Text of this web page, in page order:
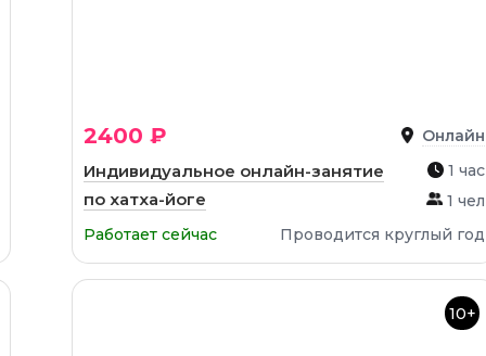
2400 ₽ Онлайн
Индивидуальное онлайн-занятие
по хатха-йоге
1 час
1 чел
Работает сейчас
Проводится круглый год
10+